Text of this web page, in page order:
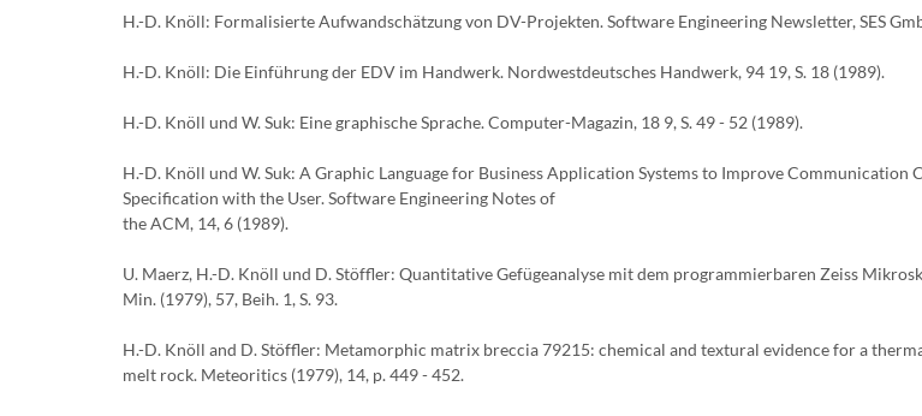
H.-D. Knöll: Formalisierte Aufwandschätzung von DV-Projekten. Software Engineering Newsletter, SES
H.-D. Knöll: Die Einführung der EDV im Handwerk. Nordwestdeutsches Handwerk, 94 19, S. 18 (1989).
H.-D. Knöll und W. Suk: Eine graphische Sprache. Computer-Magazin, 18 9, S. 49 - 52 (1989).
H.-D. Knöll und W. Suk: A Graphic Language for Business Application Systems to Improve Communication
Specification with the User. Software Engineering Notes of
the ACM, 14, 6 (1989).
U. Maerz, H.-D. Knöll und D. Stöffler: Quantitative Gefügeanalyse mit dem programmierbaren Zeiss
Min. (1979), 57, Beih. 1, S. 93.
H.-D. Knöll and D. Stöffler: Metamorphic matrix breccia 79215: chemical and textural evidence for a
melt rock. Meteoritics (1979), 14, p. 449 - 452.